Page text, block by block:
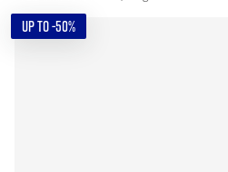
UP TO -50%